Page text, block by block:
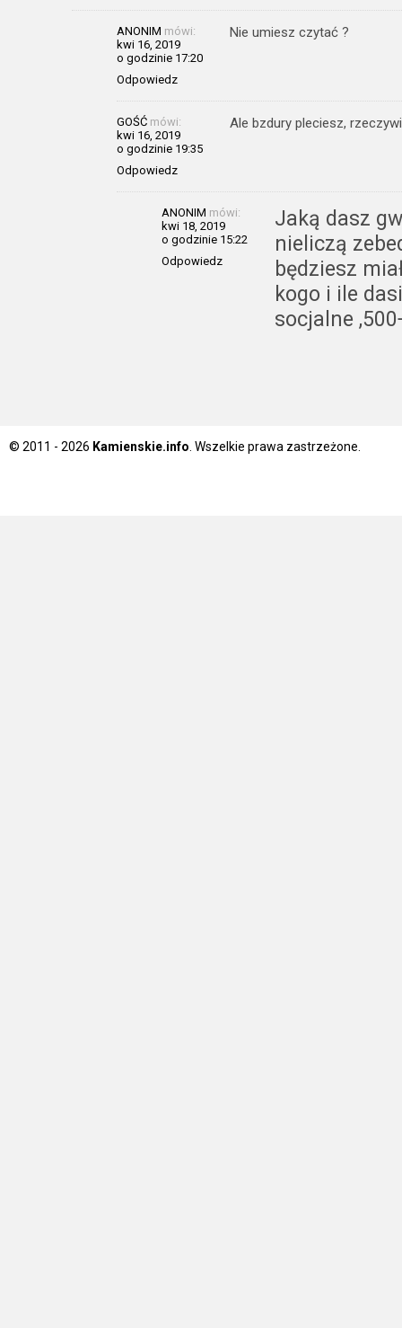
ANONIM mówi:
kwi 16, 2019
o godzinie 17:20
Odpowiedz
Nie umiesz czytać ?
GOŚĆ mówi:
kwi 16, 2019
o godzinie 19:35
Odpowiedz
Ale bzdury pleciesz,
ANONIM mówi:
kwi 18, 2019
o godzinie 15:22
Odpowiedz
Jaką dasz
nieliczą
będziesz
kogo i ile
socjalne
© 2011 - 2026 Kamienskie.info . Wszelkie prawa zastrzeżone.